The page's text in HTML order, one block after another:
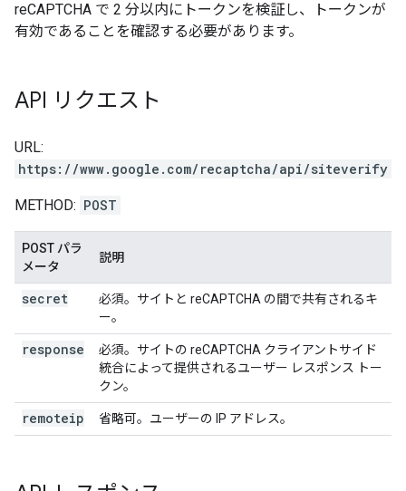
reCAPTCHA で 2 分以内にトークンを検証し、トークンが
有効であることを確認する必要があります。
API リクエスト
URL:
https://www.google.com/recaptcha/api/siteverify
METHOD: POST
POST パラ
メータ
説明
secret
必須。サイトと reCAPTCHA の間で共有されるキ
ー。
response
必須。サイトの reCAPTCHA クライアントサイド
統合によって提供されるユーザー レスポンス トー
クン。
remoteip 省略可。ユーザーの IP アドレス。